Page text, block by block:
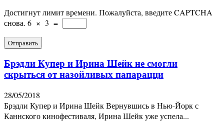
Достигнут лимит времени. Пожалуйста, введите CAPTCHA
снова. 6 × 3 =
Брэдли Купер и Ирина Шейк не смогли
скрыться от назойливых папарацци
28/05/2018
Брэдли Купер и Ирина Шейк Вернувшись в Нью-Йорк с
Каннского кинофестиваля, Ирина Шейк уже успела...